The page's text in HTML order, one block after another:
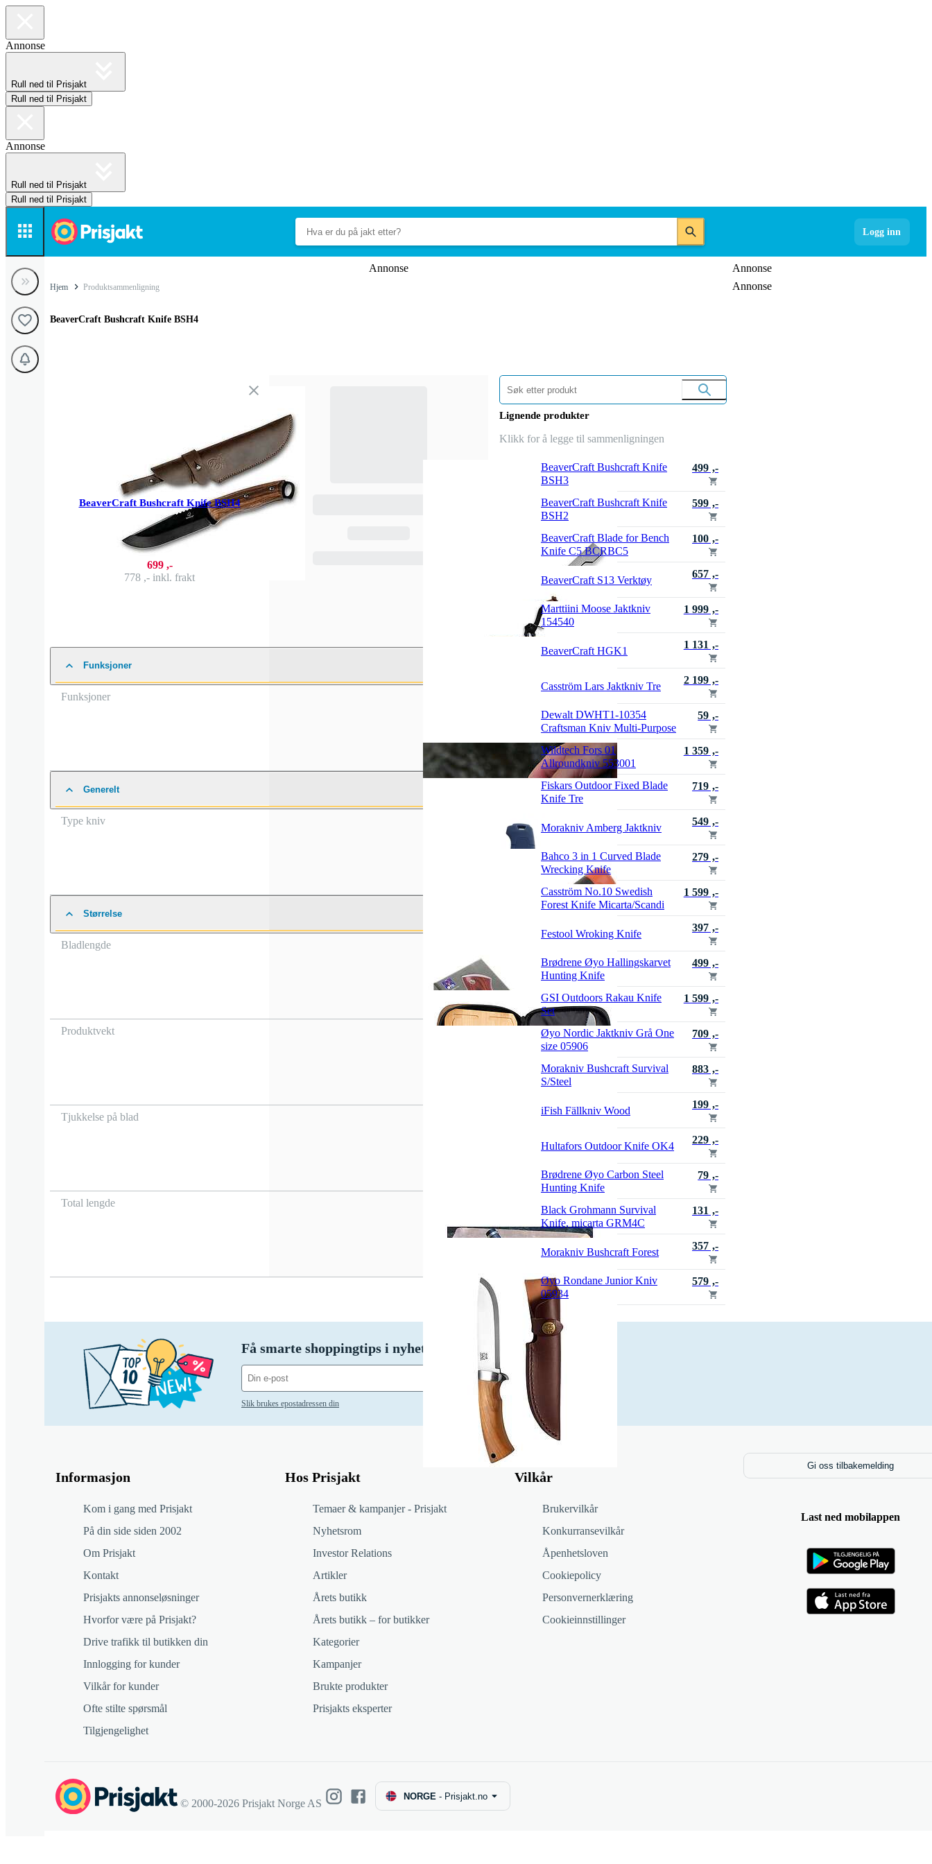
Annonse
Rull ned til Prisjakt
Rull ned til Prisjakt
Annonse
Rull ned til Prisjakt
Rull ned til Prisjakt
Logg inn
Annonse
Annonse
Annonse
Hjem Produktsammenligning
BeaverCraft Bushcraft Knife BSH4
BeaverCraft Bushcraft Knife BSH4
699 ,-
778 ,- inkl. frakt
Funksjoner
Funksjoner
Generelt
Type kniv
Størrelse
Bladlengde
Produktvekt
Tjukkelse på blad
Total lengde
Lignende produkter
Klikk for å legge til sammenligningen
BeaverCraft Bushcraft Knife
BSH3
499 ,-
BeaverCraft Bushcraft Knife
BSH2
599 ,-
BeaverCraft Blade for Bench
Knife C5 BCRBC5
100 ,-
BeaverCraft S13 Verktøy 657 ,-
Marttiini Moose Jaktkniv
154540
1 999 ,-
BeaverCraft HGK1 1 131 ,-
Casström Lars Jaktkniv Tre 2 199 ,-
Dewalt DWHT1-10354
Craftsman Kniv Multi-Purpose
59 ,-
Wildtech Fors 01
Allroundkniv 553001
1 359 ,-
Fiskars Outdoor Fixed Blade
Knife Tre
719 ,-
Morakniv Amberg Jaktkniv 549 ,-
Bahco 3 in 1 Curved Blade
Wrecking Knife
279 ,-
Casström No.10 Swedish
Forest Knife Micarta/Scandi
1 599 ,-
Festool Wroking Knife 397 ,-
Brødrene Øyo Hallingskarvet
Hunting Knife
499 ,-
GSI Outdoors Rakau Knife
Set
1 599 ,-
Øyo Nordic Jaktkniv Grå One
size 05906
709 ,-
Morakniv Bushcraft Survival
S/Steel
883 ,-
iFish Fällkniv Wood 199 ,-
Hultafors Outdoor Knife OK4 229 ,-
Brødrene Øyo Carbon Steel
Hunting Knife
79 ,-
Black Grohmann Survival
Knife, micarta GRM4C
131 ,-
Morakniv Bushcraft Forest 357 ,-
Øyo Rondane Junior Kniv
05934
579 ,-
Få smarte shoppingtips i nyhetsbrevet vårt!
Abonnere
Slik brukes epostadressen din
Informasjon
Kom i gang med Prisjakt
På din side siden 2002
Om Prisjakt
Kontakt
Prisjakts annonseløsninger
Hvorfor være på Prisjakt?
Drive trafikk til butikken din
Innlogging for kunder
Vilkår for kunder
Ofte stilte spørsmål
Tilgjengelighet
Hos Prisjakt
Temaer & kampanjer - Prisjakt
Nyhetsrom
Investor Relations
Artikler
Årets butikk
Årets butikk – for butikker
Kategorier
Kampanjer
Brukte produkter
Prisjakts eksperter
Vilkår
Brukervilkår
Konkurransevilkår
Åpenhetsloven
Cookiepolicy
Personvernerklæring
Cookieinnstillinger
Gi oss tilbakemelding
Last ned mobilappen
© 2000-2026 Prisjakt Norge AS
NORGE - Prisjakt.no